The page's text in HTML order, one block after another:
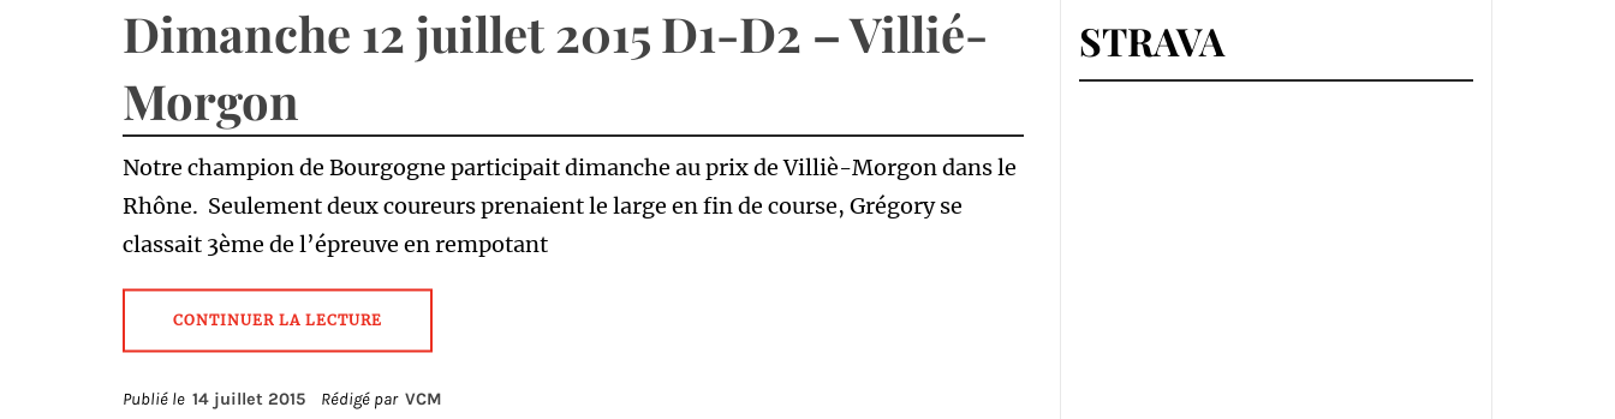
Dimanche 12 juillet 2015 D1-D2 – Villié-
Morgon
Notre champion de Bourgogne participait dimanche au prix de Villiè-Morgon dans le
Rhône. Seulement deux coureurs prenaient le large en fin de course, Grégory se
classait 3ème de l’épreuve en rempotant
CONTINUER LA LECTURE
Publié le 14 juillet 2015 Rédigé par VCM
STRAVA